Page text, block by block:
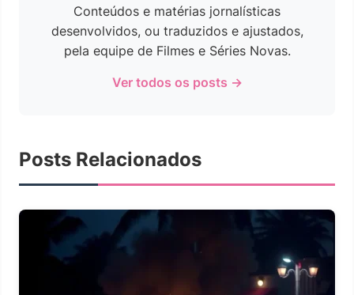
Conteúdos e matérias jornalísticas
desenvolvidos, ou traduzidos e ajustados,
pela equipe de Filmes e Séries Novas.
Ver todos os posts →
Posts Relacionados